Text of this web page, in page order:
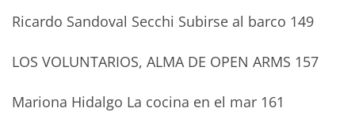
Ricardo Sandoval Secchi Subirse al barco 149
LOS VOLUNTARIOS, ALMA DE OPEN ARMS 157
Mariona Hidalgo La cocina en el mar 161